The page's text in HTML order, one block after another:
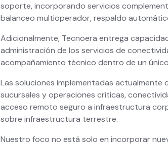
soporte, incorporando servicios
balanceo multioperador, respaldo
Adicionalmente, Tecnoera entrega
administración de los servicios de
acompañamiento técnico dentro de un
Las soluciones implementadas
sucursales y operaciones críticas,
acceso remoto seguro a infraestructura
sobre infraestructura terrestre.
Nuestro foco no está solo en incorporar